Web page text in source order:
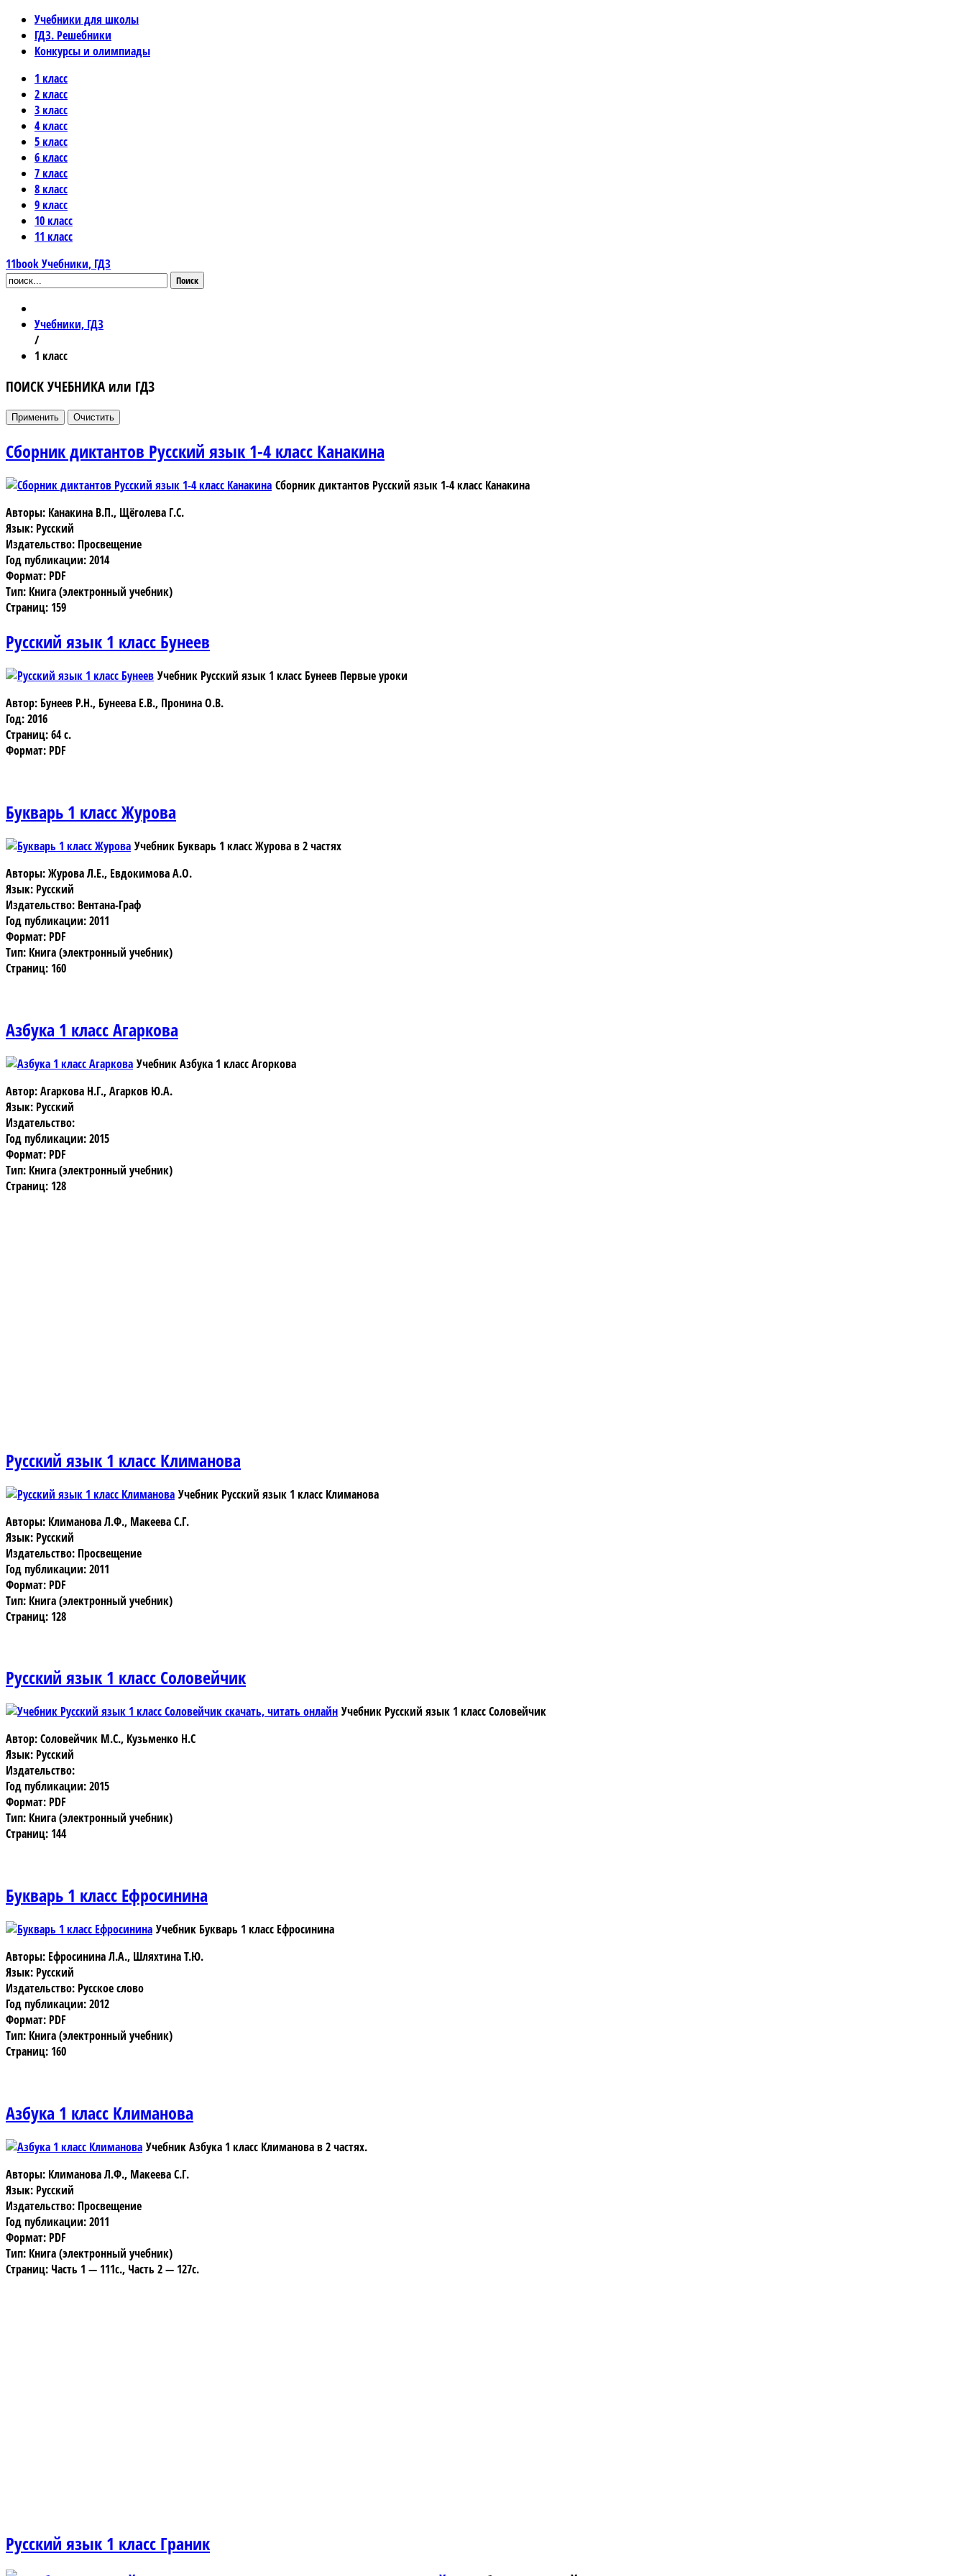
Учебники для школы
ГДЗ. Решебники
Конкурсы и олимпиады
1 класс
2 класс
3 класс
4 класс
5 класс
6 класс
7 класс
8 класс
9 класс
10 класс
11 класс
11bookУчебники, ГДЗ
Поиск
Учебники, ГДЗ
/
1 класс
ПОИСК УЧЕБНИКА или ГДЗ
Сборник диктантов Русский язык 1-4 класс Канакина
Сборник диктантов Русский язык 1-4 класс Канакина
Авторы: Канакина В.П., Щёголева Г.С.
Язык: Русский
Издательство: Просвещение
Год публикации: 2014
Формат: PDF
Тип: Книга (электронный учебник)
Страниц: 159
Русский язык 1 класс Бунеев
Учебник Русский язык 1 класс Бунеев Первые уроки
Автор: Бунеев Р.Н., Бунеева Е.В., Пронина О.В.
Год: 2016
Страниц: 64 с.
Формат: PDF
Букварь 1 класс Журова
Учебник Букварь 1 класс Журовав 2 частях
Авторы: Журова Л.Е., Евдокимова А.О.
Язык: Русский
Издательство: Вентана-Граф
Год публикации: 2011
Формат: PDF
Тип: Книга (электронный учебник)
Страниц: 160
Азбука 1 класс Агаркова
Учебник Азбука 1 класс Агоркова
Автор: Агаркова Н.Г., Агарков Ю.А.
Язык: Русский
Издательство:
Год публикации: 2015
Формат: PDF
Тип: Книга (электронный учебник)
Страниц: 128
Русский язык 1 класс Климанова
Учебник Русский язык 1 класс Климанова
Авторы: Климанова Л.Ф., Макеева С.Г.
Язык: Русский
Издательство: Просвещение
Год публикации: 2011
Формат: PDF
Тип: Книга (электронный учебник)
Страниц: 128
Русский язык 1 класс Соловейчик
Учебник Русский язык 1 класс Соловейчик
Автор: Соловейчик М.С., Кузьменко Н.С
Язык: Русский
Издательство:
Год публикации: 2015
Формат: PDF
Тип: Книга (электронный учебник)
Страниц: 144
Букварь 1 класс Ефросинина
Учебник Букварь 1 класс Ефросинина
Авторы: Ефросинина Л.А., Шляхтина Т.Ю.
Язык: Русский
Издательство: Русское слово
Год публикации: 2012
Формат: PDF
Тип: Книга (электронный учебник)
Страниц: 160
Азбука 1 класс Климанова
Учебник Азбука 1 класс Климановав 2 частях.
Авторы: Климанова Л.Ф., Макеева С.Г.
Язык: Русский
Издательство: Просвещение
Год публикации: 2011
Формат: PDF
Тип: Книга (электронный учебник)
Страниц: Часть 1 — 111с., Часть 2 — 127с.
Русский язык 1 класс Граник